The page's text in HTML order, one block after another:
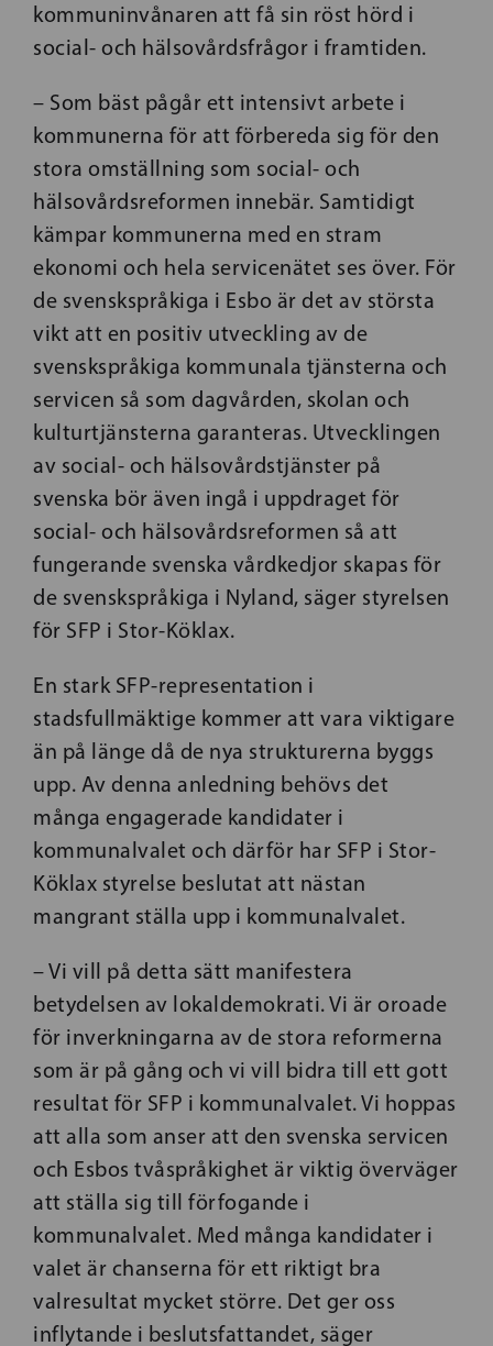
kommuninvånaren att få sin röst hörd i
social- och hälsovårdsfrågor i framtiden.
– Som bäst pågår ett intensivt arbete i
kommunerna för att förbereda sig för den
stora omställning som social- och
hälsovårdsreformen innebär. Samtidigt
kämpar kommunerna med en stram
ekonomi och hela servicenätet ses över. För
de svenskspråkiga i Esbo är det av största
vikt att en positiv utveckling av de
svenskspråkiga kommunala tjänsterna och
servicen så som dagvården, skolan och
kulturtjänsterna garanteras. Utvecklingen
av social- och hälsovårdstjänster på
svenska bör även ingå i uppdraget för
social- och hälsovårdsreformen så att
fungerande svenska vårdkedjor skapas för
de svenskspråkiga i Nyland, säger styrelsen
för SFP i Stor-Köklax.
En stark SFP-representation i
stadsfullmäktige kommer att vara viktigare
än på länge då de nya strukturerna byggs
upp. Av denna anledning behövs det
många engagerade kandidater i
kommunalvalet och därför har SFP i Stor-
Köklax styrelse beslutat att nästan
mangrant ställa upp i kommunalvalet.
– Vi vill på detta sätt manifestera
betydelsen av lokaldemokrati. Vi är oroade
för inverkningarna av de stora reformerna
som är på gång och vi vill bidra till ett gott
resultat för SFP i kommunalvalet. Vi hoppas
att alla som anser att den svenska servicen
och Esbos tvåspråkighet är viktig överväger
att ställa sig till förfogande i
kommunalvalet. Med många kandidater i
valet är chanserna för ett riktigt bra
valresultat mycket större. Det ger oss
inflytande i beslutsfattandet, säger